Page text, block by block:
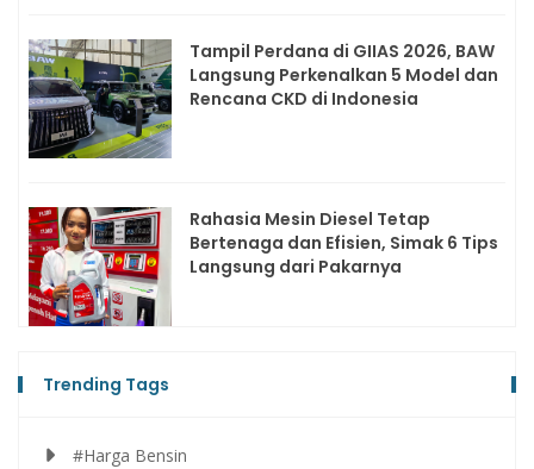
Tampil Perdana di GIIAS 2026, BAW
Langsung Perkenalkan 5 Model dan
Rencana CKD di Indonesia
Rahasia Mesin Diesel Tetap
Bertenaga dan Efisien, Simak 6 Tips
Langsung dari Pakarnya
Trending Tags
#Harga Bensin